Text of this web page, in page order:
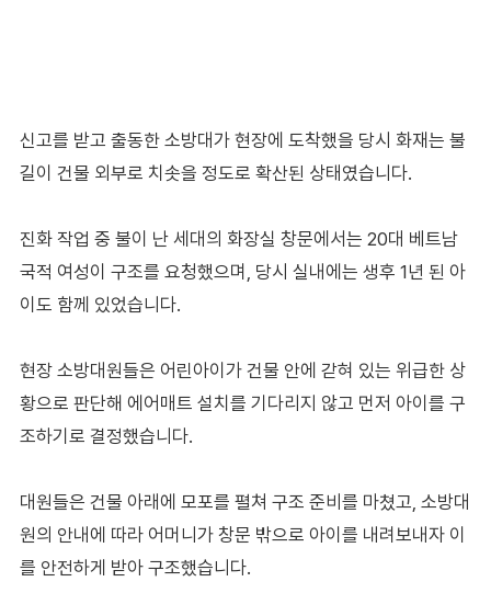
신고를 받고 출동한 소방대가 현장에 도착했을 당시 화재는 불
길이 건물 외부로 치솟을 정도로 확산된 상태였습니다.
진화 작업 중 불이 난 세대의 화장실 창문에서는 20대 베트남
국적 여성이 구조를 요청했으며, 당시 실내에는 생후 1년 된 아
이도 함께 있었습니다.
현장 소방대원들은 어린아이가 건물 안에 갇혀 있는 위급한 상
황으로 판단해 에어매트 설치를 기다리지 않고 먼저 아이를 구
조하기로 결정했습니다.
대원들은 건물 아래에 모포를 펼쳐 구조 준비를 마쳤고, 소방대
원의 안내에 따라 어머니가 창문 밖으로 아이를 내려보내자 이
를 안전하게 받아 구조했습니다.